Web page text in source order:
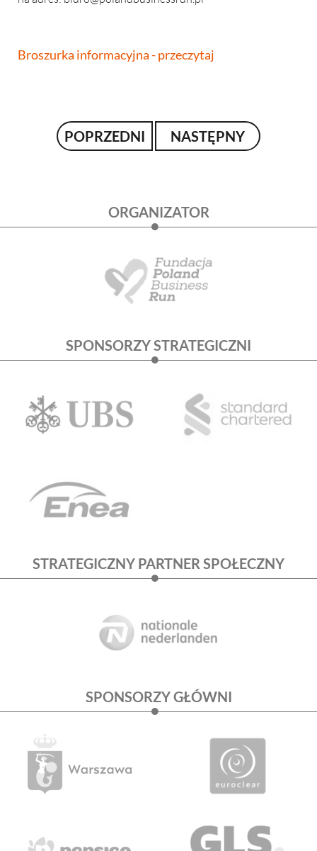
Broszurka informacyjna - przeczytaj
POPRZEDNI NASTĘPNY
ORGANIZATOR
SPONSORZY STRATEGICZNI
STRATEGICZNY PARTNER SPOŁECZNY
SPONSORZY GŁÓWNI